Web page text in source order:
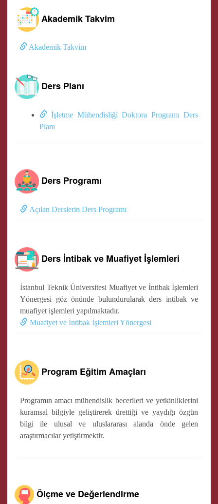
Akademik Takvim
Akademik Takvim
Ders Planı
İşletme Mühendisliği Doktora Programı Ders
Planı
Ders Programı
Açılan Derslerin Ders Programı
Ders İntibak ve Muafiyet İşlemleri
İstanbul Teknik Üniversitesi Muafiyet ve İntibak İşlemleri
Yönergesi göz önünde bulundurularak ders intibak ve
muafiyet işlemleri yapılmaktadır.
Muafiyet ve İntibak İşlemleri Yönergesi
Program Eğitim Amaçları
Programın amacı mühendislik becerileri ve yetkinliklerini
kuramsal bilgiyle geliştirerek ürettiği ve yaydığı özgün
bilgi ile ulusal ve uluslararası alanda önde gelen
araştırmacılar yetiştirmektir.
Ölçme ve Değerlendirme